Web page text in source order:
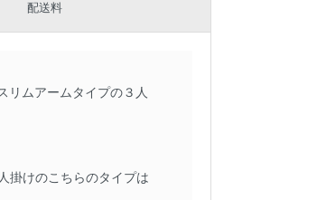
配送料
リムアームタイプの３人
掛けのこちらのタイプは